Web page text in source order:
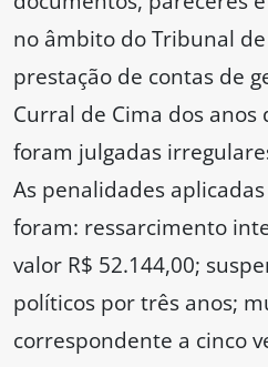
no âmbito do Tribunal
prestação de contas de
Curral de Cima dos anos
foram julgadas
As penalidades
foram: ressarcimento
valor R$ 52.144,00;
políticos por três anos;
correspondente a cinco